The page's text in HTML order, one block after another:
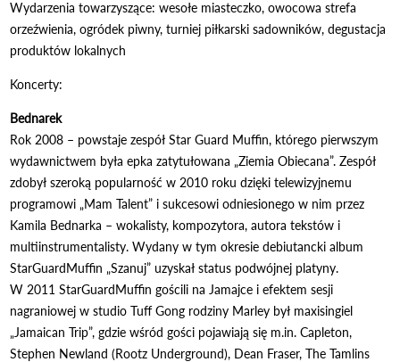
Wydarzenia towarzyszące: wesołe miasteczko, owocowa strefa
orzeźwienia, ogródek piwny, turniej piłkarski sadowników, degustacja
produktów lokalnych
Koncerty:
Bednarek
Rok 2008 – powstaje zespół Star Guard Muffin, którego pierwszym
wydawnictwem była epka zatytułowana „Ziemia Obiecana”. Zespół
zdobył szeroką popularność w 2010 roku dzięki telewizyjnemu
programowi „Mam Talent” i sukcesowi odniesionego w nim przez
Kamila Bednarka – wokalisty, kompozytora, autora tekstów i
multiinstrumentalisty. Wydany w tym okresie debiutancki album
StarGuardMuffin „Szanuj” uzyskał status podwójnej platyny.
W 2011 StarGuardMuffin gościli na Jamajce i efektem sesji
nagraniowej w studio Tuff Gong rodziny Marley był maxisingiel
„Jamaican Trip”, gdzie wśród gości pojawiają się m.in. Capleton,
Stephen Newland (Rootz Underground), Dean Fraser, The Tamlins